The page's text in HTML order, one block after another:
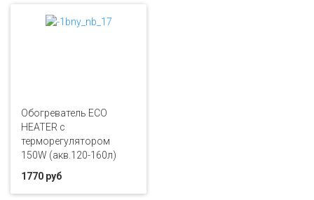
Обогреватель ECO
HEATER с
терморегулятором
150W (акв.120-160л)
1770 руб